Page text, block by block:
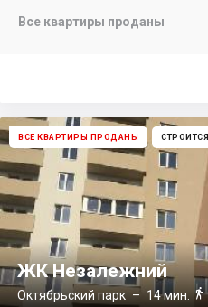
Все квартиры проданы
ВСЕ КВАРТИРЫ ПРОДАНЫ СТРОИТСЯ
ЖК Незалежний
Октябрьский парк – 14 мин. 